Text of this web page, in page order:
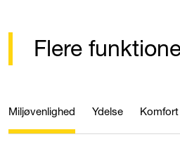
Flere
Miljøvenlighed Ydelse Komfort